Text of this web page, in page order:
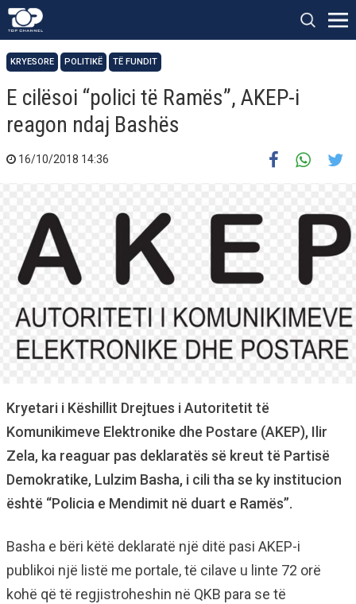
KRYESORE POLITIKË TË FUNDIT
E cilësoi “polici të Ramës”, AKEP-i
reagon ndaj Bashës
16/10/2018 14:36
Kryetari i Këshillit Drejtues i Autoritetit të
Komunikimeve Elektronike dhe Postare (AKEP), Ilir
Zela, ka reaguar pas deklaratës së kreut të Partisë
Demokratike, Lulzim Basha, i cili tha se ky institucion
është “Policia e Mendimit në duart e Ramës”.
Basha e bëri këtë deklaratë një ditë pasi AKEP-i
publikoi një listë me portale, të cilave u linte 72 orë
kohë që të regjistroheshin në QKB para se të